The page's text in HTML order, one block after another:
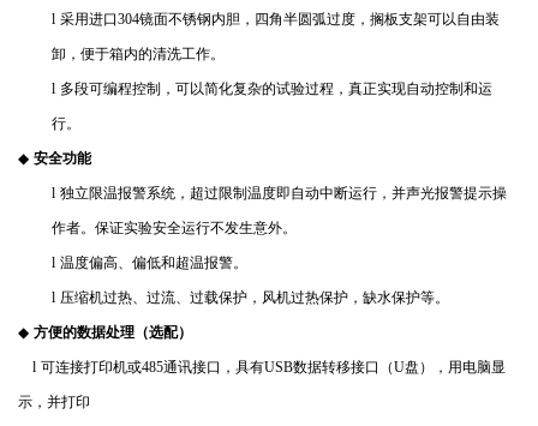
l 采用进口304镜面不锈钢内胆，四角半圆弧过度，搁板支架可以自由装
卸，便于箱内的清洗工作。
l 多段可编程控制，可以简化复杂的试验过程，真正实现自动控制和运
行。
◆ 安全功能
l 独立限温报警系统，超过限制温度即自动中断运行，并声光报警提示操
作者。保证实验安全运行不发生意外。
l 温度偏高、偏低和超温报警。
l 压缩机过热、过流、过载保护，风机过热保护，缺水保护等。
◆ 方便的数据处理（选配）
l 可连接打印机或485通讯接口，具有USB数据转移接口（U盘），用电脑显
示，并打印